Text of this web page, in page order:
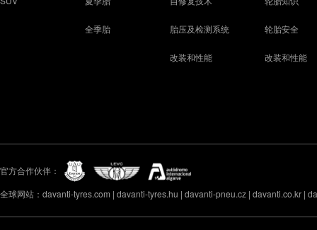
全季胎 胎压及检测系统
改装和性能
轮胎安全
改装和性能
官方合作伙伴：
全球网站：davanti-tyres.com | davanti-tyres.hu | davanti-pneu.cz | davanti.co.kr |